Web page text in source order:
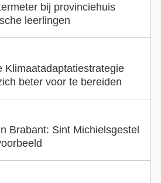
bij provinciehuis
leerlingen
Klimaatadaptatiestrategie
beter voor te bereiden
Brabant: Sint Michielsgestel